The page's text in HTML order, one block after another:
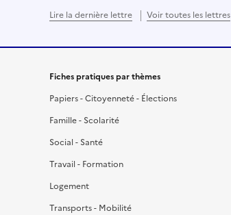
Lire la dernière lettre Voir toutes les lettres
Fiches pratiques par thèmes
Papiers - Citoyenneté - Élections
Famille - Scolarité
Social - Santé
Travail - Formation
Logement
Transports - Mobilité